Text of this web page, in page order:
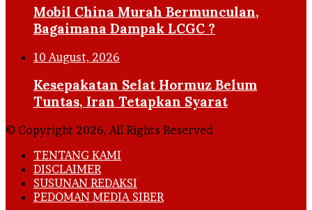
Mobil China Murah Bermunculan,
Bagaimana Dampak LCGC ?
10 August, 2026
Kesepakatan Selat Hormuz Belum
Tuntas, Iran Tetapkan Syarat
© Copyright 2026, All Rights Reserved
TENTANG KAMI
DISCLAIMER
SUSUNAN REDAKSI
PEDOMAN MEDIA SIBER